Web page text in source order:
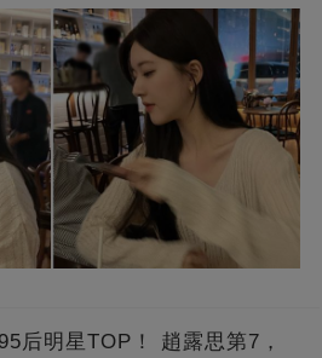
后明星TOP！ 趙露思第7，